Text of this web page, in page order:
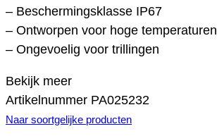
– Beschermingsklasse IP67
– Ontworpen voor hoge temperaturen
– Ongevoelig voor trillingen
Bekijk meer
Artikelnummer PA025232
Naar soortgelijke producten